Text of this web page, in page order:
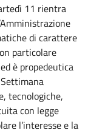
11 rientra
di carattere
particolare
è propedeutica
tecnologiche,
con legge
l’interesse e la